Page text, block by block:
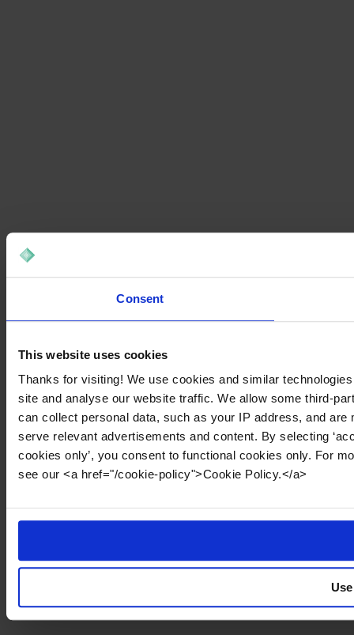
Consent
This website uses cookies
Thanks for visiting! We use cookies and similar
site and analyse our website traffic. We allow some third-
can collect personal data, such as your IP address, and
serve relevant advertisements and content. By selecting
cookies only’, you consent to functional cookies only. For
see our <a href="/cookie-policy">Cookie Policy.</a>